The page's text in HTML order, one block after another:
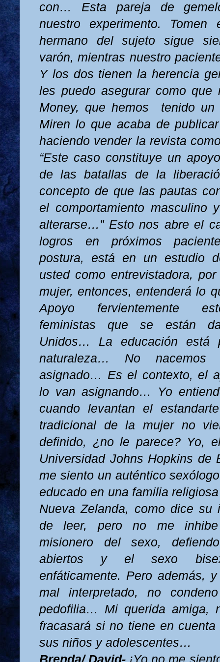
con… Esta pareja de
nuestro experimento.
hermano del sujeto sigue
varón, mientras nuestro
Y los dos tienen la herencia
les puedo asegurar como que
Money, que hemos
tenido
Miren lo que acaba de
haciendo vender la revista
“Este caso constituye un
de las batallas de la
concepto de que las pautas
el comportamiento masculino
alterarse…” Esto nos abre el
logros en próximos
postura, está en un estudio
usted como entrevistadora,
mujer, entonces, entenderá lo
Apoyo fervientemente
feministas que se están
Unidos… La educación está
naturaleza… No
asignado… Es el contexto, el
lo van asignando… Yo
cuando levantan el
tradicional de la mujer no
definido, ¿no le parece? Yo,
Universidad Johns Hopkins de
me siento un auténtico
educado en una familia
Nueva Zelanda, como dice su
de leer, pero no me
misionero del sexo,
abiertos y el sexo
enfáticamente. Pero además,
mal interpretado, no
pedofilia… Mi querida amiga,
fracasará si no tiene en
sus niños y adolescentes…
Brenda/ David- ¡Yo no me